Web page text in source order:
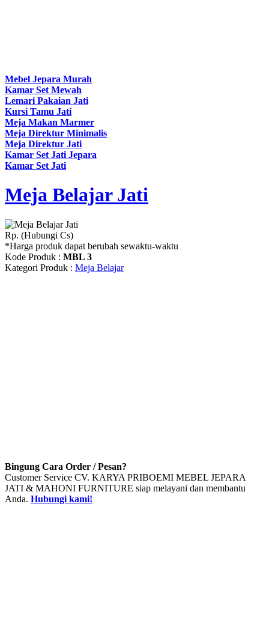
Mebel Jepara Murah
Kamar Set Mewah
Lemari Pakaian Jati
Kursi Tamu Jati
Meja Makan Marmer
Meja Direktur Minimalis
Meja Direktur Jati
Kamar Set Jati Jepara
Kamar Set Jati
Meja Belajar Jati
Rp. (Hubungi Cs)
*Harga produk dapat berubah sewaktu-waktu
Kode Produk : MBL 3
Kategori Produk : Meja Belajar
Bingung Cara Order / Pesan?
Customer Service CV. KARYA PRIBOEMI MEBEL JEPARA
JATI & MAHONI FURNITURE siap melayani dan membantu
Anda. Hubungi kami!